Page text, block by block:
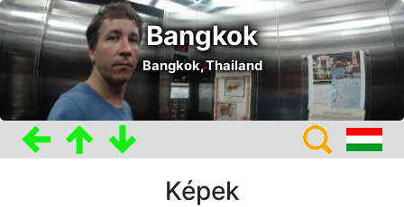
Bangkok
Bangkok, Thailand
Képek